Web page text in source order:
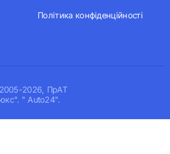
2026, ПрАТ
" Auto24".
Політика конфіденційності